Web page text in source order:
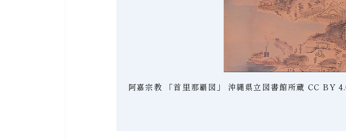
阿嘉宗教 「首里那覇図」 沖縄県立図書館所蔵 CC BY